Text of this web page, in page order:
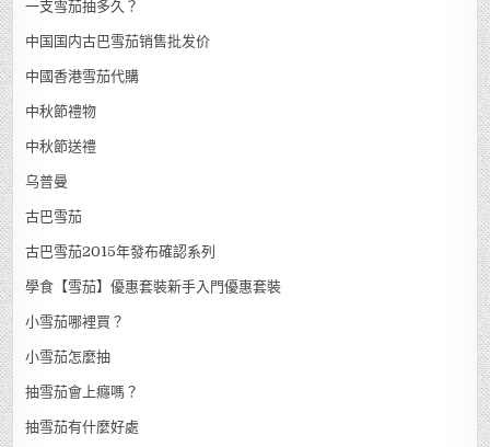
Romeo Y Julieta Cigar (罗密欧雪茄)
Romeo Y Julieta Cigar (羅米歐與朱麗葉雪茄)
Shredded Tobacco
Trinidad Cigar (特立尼达雪茄)
Trinidad Cigar (特立尼達雪茄)
Uncategorized
一支雪茄抽多久？
中国国内古巴雪茄销售批发价
中國香港雪茄代購
中秋節禮物
中秋節送禮
乌普曼
古巴雪茄